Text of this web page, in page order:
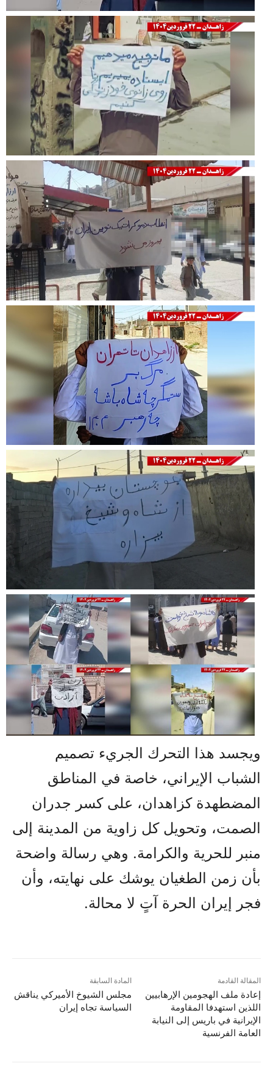
ويجسد هذا التحرك الجريء تصميم
الشباب الإيراني، خاصة في المناطق
المضطهدة كزاهدان، على كسر جدران
الصمت، وتحويل كل زاوية من المدينة إلى
منبر للحرية والكرامة. وهي رسالة واضحة
بأن زمن الطغيان يوشك على نهايته، وأن
فجر إيران الحرة آتٍ لا محالة.
المادة السابقة
مجلس الشيوخ الأميركي يناقش
السياسة تجاه إيران
المقالة القادمة
إعادة ملف الهجومين الإرهابيين
اللذين استهدفا المقاومة
الإيرانية في باريس إلى النيابة
العامة الفرنسية